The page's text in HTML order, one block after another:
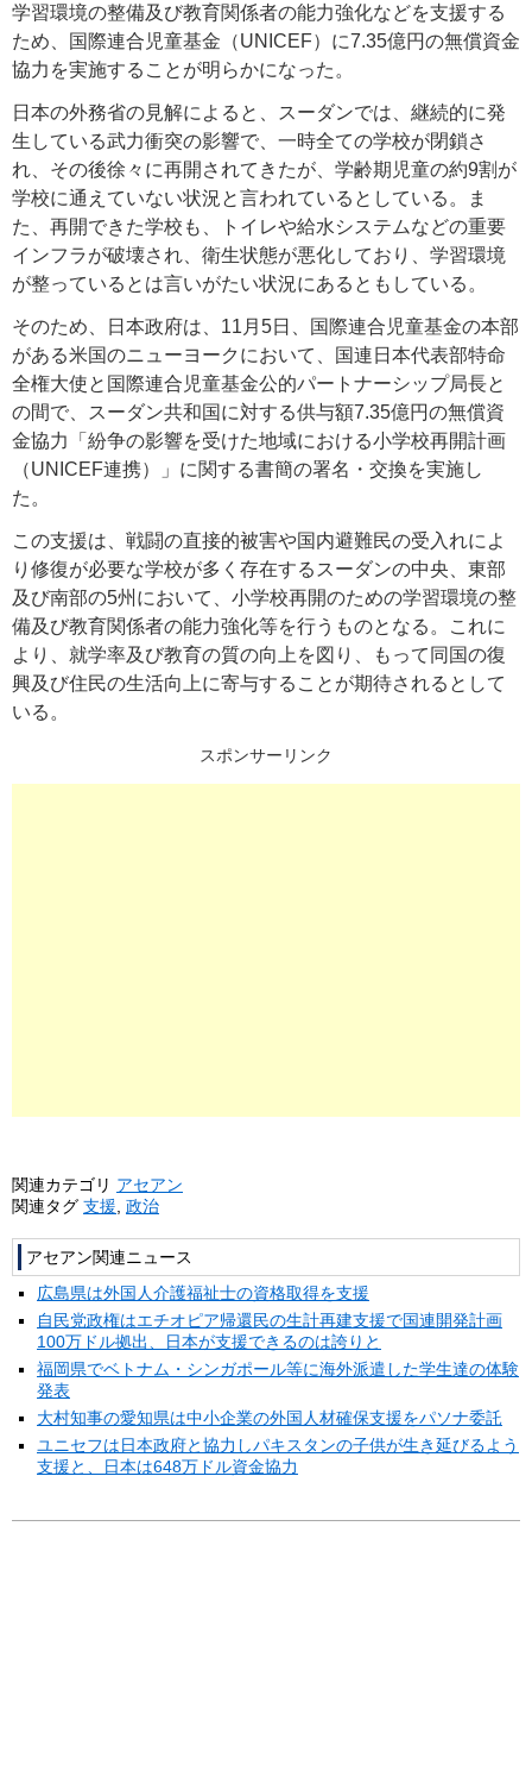
学習環境の整備及び教育関係者の能力強化などを支援する
ため、国際連合児童基金（UNICEF）に7.35億円の無償資金
協力を実施することが明らかになった。
日本の外務省の見解によると、スーダンでは、継続的に発
生している武力衝突の影響で、一時全ての学校が閉鎖さ
れ、その後徐々に再開されてきたが、学齢期児童の約9割が
学校に通えていない状況と言われているとしている。ま
た、再開できた学校も、トイレや給水システムなどの重要
インフラが破壊され、衛生状態が悪化しており、学習環境
が整っているとは言いがたい状況にあるともしている。
そのため、日本政府は、11月5日、国際連合児童基金の本部
がある米国のニューヨークにおいて、国連日本代表部特命
全権大使と国際連合児童基金公的パートナーシップ局長と
の間で、スーダン共和国に対する供与額7.35億円の無償資
金協力「紛争の影響を受けた地域における小学校再開計画
（UNICEF連携）」に関する書簡の署名・交換を実施し
た。
この支援は、戦闘の直接的被害や国内避難民の受入れによ
り修復が必要な学校が多く存在するスーダンの中央、東部
及び南部の5州において、小学校再開のための学習環境の整
備及び教育関係者の能力強化等を行うものとなる。これに
より、就学率及び教育の質の向上を図り、もって同国の復
興及び住民の生活向上に寄与することが期待されるとして
いる。
スポンサーリンク
関連カテゴリ アセアン
関連タグ 支援 政治
アセアン関連ニュース
広島県は外国人介護福祉士の資格取得を支援
自民党政権はエチオピア帰還民の生計再建支援で国連開発計画
100万ドル拠出、日本が支援できるのは誇りと
福岡県でベトナム・シンガポール等に海外派遣した学生達の体験
発表
大村知事の愛知県は中小企業の外国人材確保支援をパソナ委託
ユニセフは日本政府と協力しパキスタンの子供が生き延びるよう
支援と、日本は648万ドル資金協力